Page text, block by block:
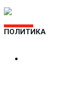
ПОЛИТИКА